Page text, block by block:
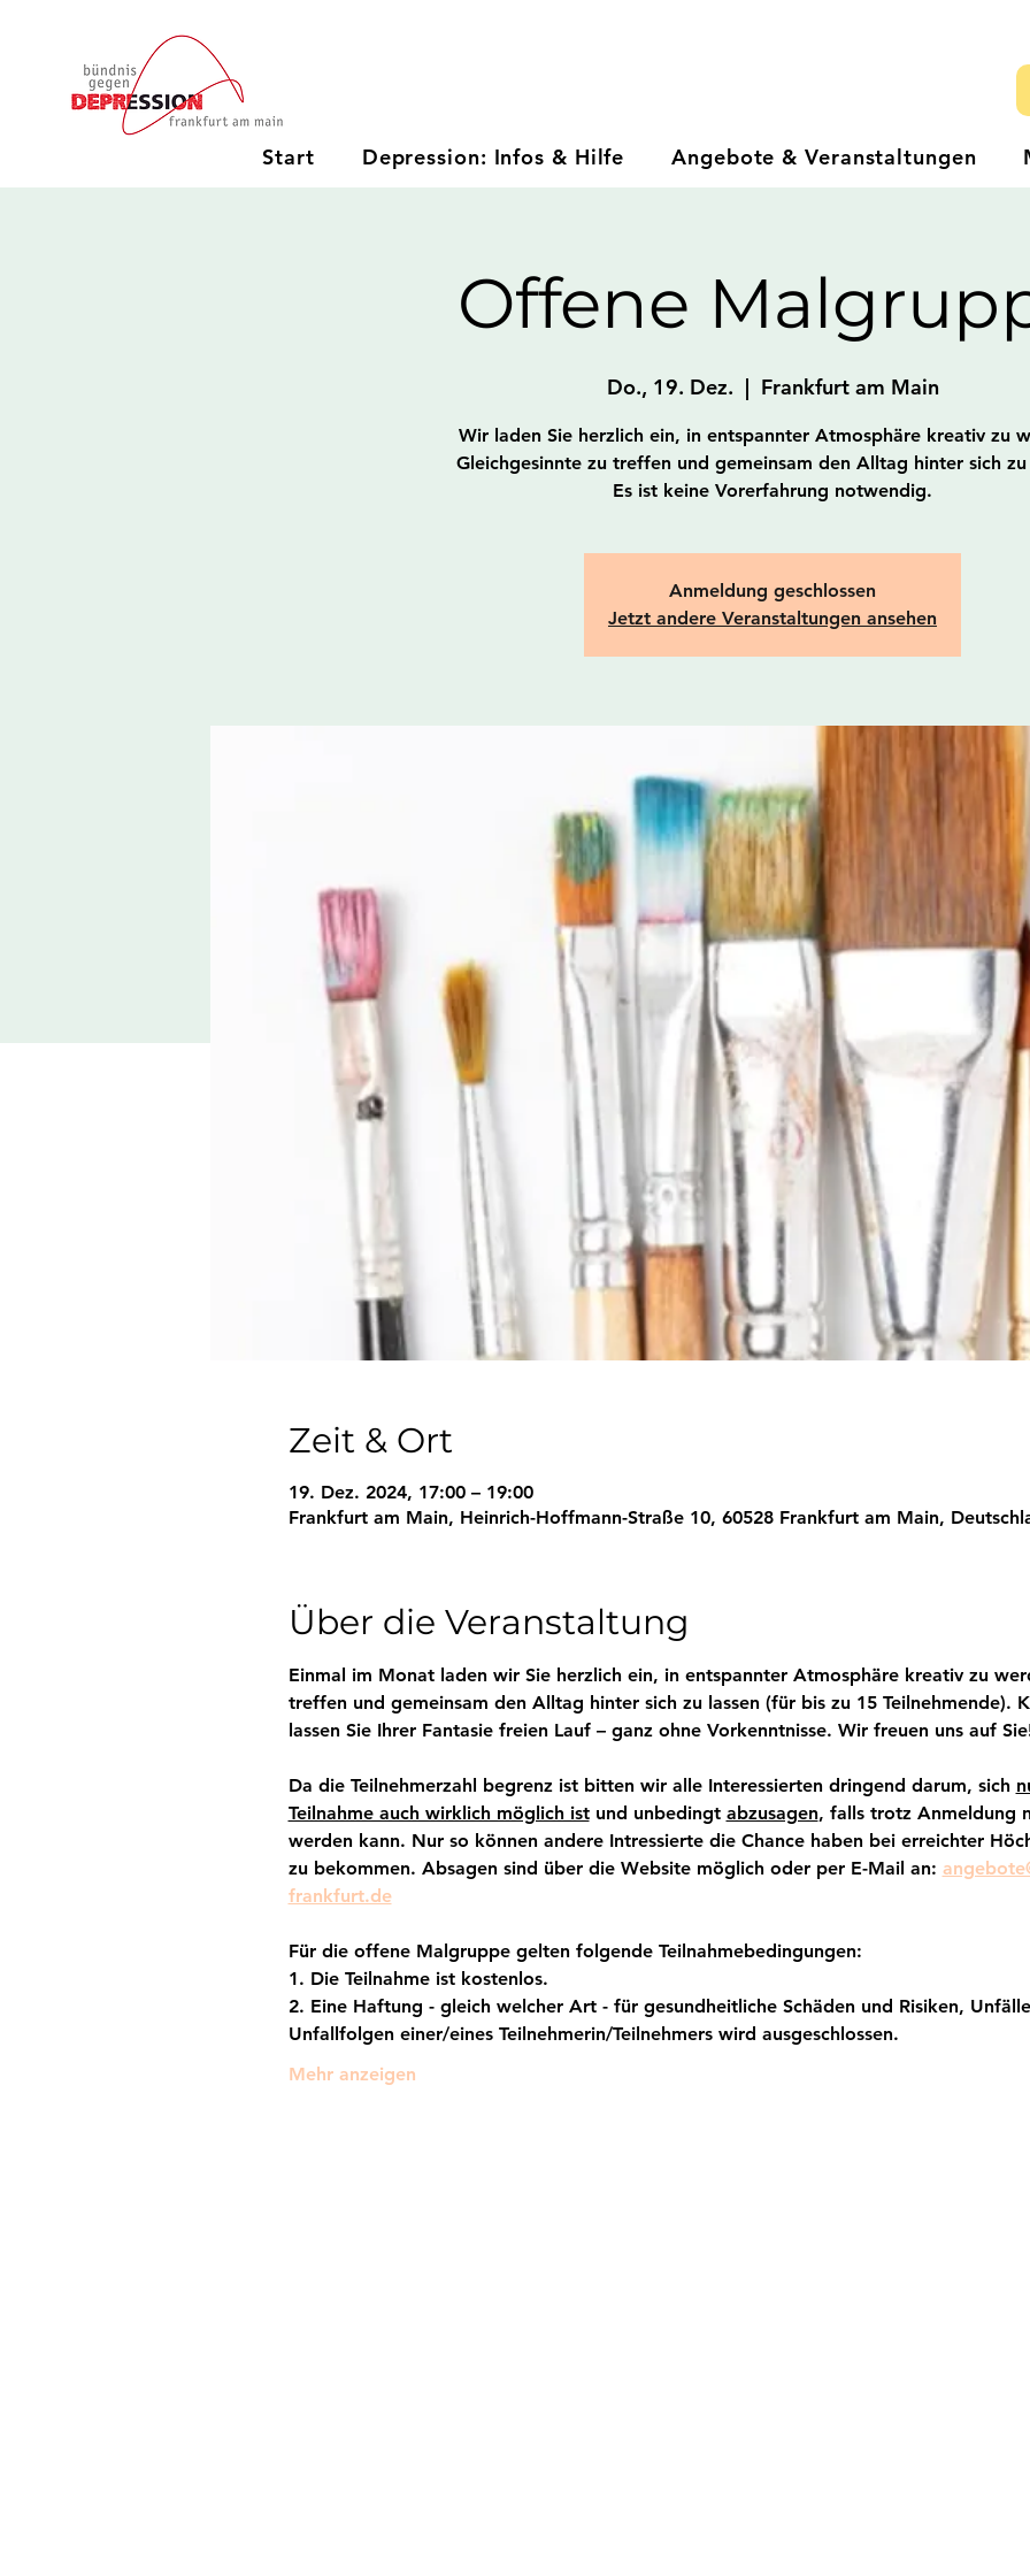
Start Depression: Infos & Hilfe Angebote & Veranstaltungen
Offene
Do., 19. Dez.
  |
Frankfurt am Main
Wir laden Sie herzlich ein, in entspannter Atmosphäre kreativ zu
Gleichgesinnte zu treffen und gemeinsam den Alltag hinter sich zu
Es ist keine Vorerfahrung notwendig.
Anmeldung geschlossen
Jetzt andere Veranstaltungen ansehen
Zeit & Ort
19. Dez. 2024, 17:00 – 19:00
Frankfurt am Main, Heinrich-Hoffmann-Straße 10, 60528 Frankfurt am Main,
Über die Veranstaltung
Einmal im Monat laden wir Sie herzlich ein, in entspannter Atmosphäre kreativ zu
treffen und gemeinsam den Alltag hinter sich zu lassen (für bis zu 15 Teilnehmende).
lassen Sie Ihrer Fantasie freien Lauf – ganz ohne Vorkenntnisse. Wir freuen uns auf
Da die Teilnehmerzahl begrenz ist bitten wir alle Interessierten dringend darum, sich
Teilnahme auch wirklich möglich ist und unbedingt abzusagen, falls trotz Anmeldung
werden kann. Nur so können andere Intressierte die Chance haben bei erreichter
zu bekommen. Absagen sind über die Website möglich oder per E-Mail an:
frankfurt.de
Für die offene Malgruppe gelten folgende Teilnahmebedingungen:
1. Die Teilnahme ist kostenlos.
2. Eine Haftung - gleich welcher Art - für gesundheitliche Schäden und Risiken,
Unfallfolgen einer/eines Teilnehmerin/Teilnehmers wird ausgeschlossen.
Mehr anzeigen